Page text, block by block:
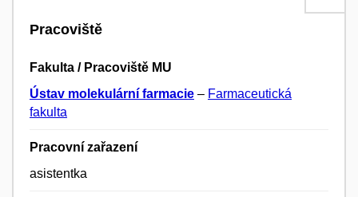
Pracoviště
Fakulta / Pracoviště MU
Ústav molekulární farmacie – Farmaceutická
fakulta
Pracovní zařazení
asistentka